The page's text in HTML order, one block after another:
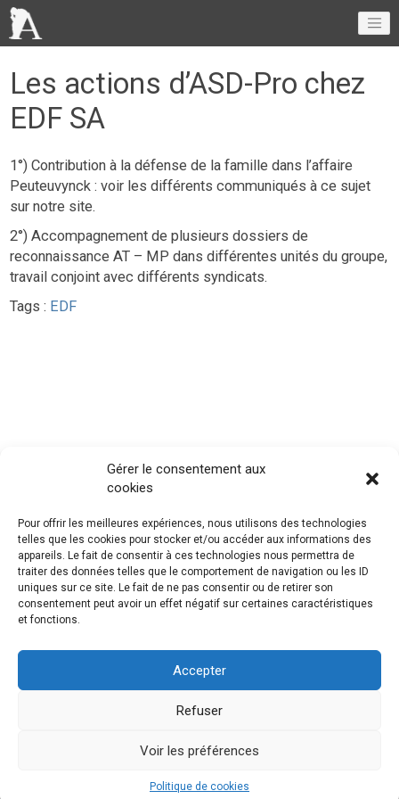
Gérer le consentement aux
cookies
Pour offrir les meilleures expériences, nous utilisons des technologies
telles que les cookies pour stocker et/ou accéder aux informations des
appareils. Le fait de consentir à ces technologies nous permettra de
traiter des données telles que le comportement de navigation ou les ID
uniques sur ce site. Le fait de ne pas consentir ou de retirer son
consentement peut avoir un effet négatif sur certaines caractéristiques
et fonctions.
Accepter
Refuser
Voir les préférences
Politique de cookies
Les actions d’ASD-Pro chez
EDF SA
1°) Contribution à la défense de la famille dans l’affaire
Peuteuvynck : voir les différents communiqués à ce sujet
sur notre site.
2°) Accompagnement de plusieurs dossiers de
reconnaissance AT – MP dans différentes unités du groupe,
travail conjoint avec différents syndicats.
Tags : EDF